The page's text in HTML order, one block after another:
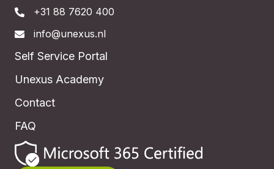
+31 88 7620 400
info@unexus.nl
Self Service Portal
Unexus Academy
Contact
FAQ